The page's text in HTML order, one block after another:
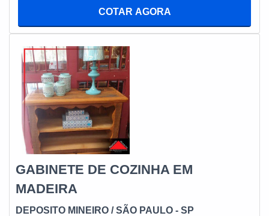
normalmente serve de base para a formatação de uma
espécie de “barzinho”.CARACT
COTAR AGORA
GABINETE DE COZINHA EM
MADEIRA
DEPOSITO MINEIRO / SÃO PAULO - SP